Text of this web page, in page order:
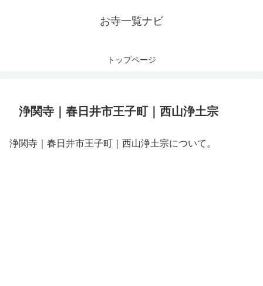
お寺一覧ナビ
トップページ
浄関寺｜春日井市王子町｜西山浄土宗
浄関寺｜春日井市王子町｜西山浄土宗について。